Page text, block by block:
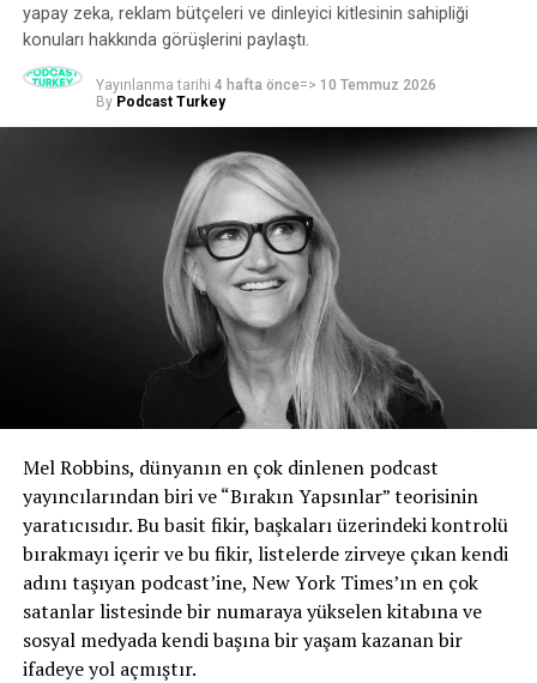
‘Başarılı podcast kampanyalarının net brief’leri olmalı’
Yeni bir podcast barındırma platformu: Podhome
yapay zeka, reklam bütçeleri ve dinleyici kitlesinin sahipliği
konuları hakkında görüşlerini paylaştı.
Yayınlanma tarihi 4 hafta önce=> 10 Temmuz 2026
By Podcast Turkey
Mel Robbins, dünyanın en çok dinlenen podcast
yayıncılarından biri ve “Bırakın Yapsınlar” teorisinin
yaratıcısıdır. Bu basit fikir, başkaları üzerindeki kontrolü
bırakmayı içerir ve bu fikir, listelerde zirveye çıkan kendi
adını taşıyan podcast’ine, New York Times’ın en çok
satanlar listesinde bir numaraya yükselen kitabına ve
sosyal medyada kendi başına bir yaşam kazanan bir
ifadeye yol açmıştır.